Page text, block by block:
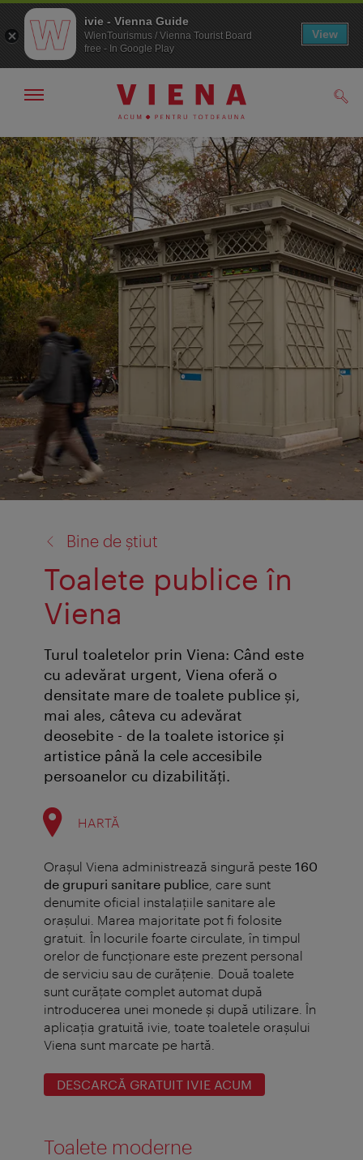
Către
navigare
Către
texte
Arată/ascunde
Bine de știut
Toalete publice în
Viena
Turul toaletelor prin Viena: Când este
cu adevărat urgent, Viena oferă o
densitate mare de toalete publice și,
mai ales, câteva cu adevărat
deosebite - de la toalete istorice și
artistice până la cele accesibile
persoanelor cu dizabilități.
HARTĂ
Orașul Viena administrează singură peste 160
de grupuri sanitare publice, care sunt
denumite oficial instalaţiile sanitare ale
orașului. Marea majoritate pot fi folosite
gratuit. În locurile foarte circulate, în timpul
orelor de funcţionare este prezent personal
de serviciu sau de curățenie. Două toalete
sunt curățate complet automat după
introducerea unei monede și după utilizare. În
aplicația gratuită ivie, toate toaletele orașului
Viena sunt marcate pe hartă.
DESCARCĂ GRATUIT IVIE ACUM
Toalete moderne
ivie - Vienna Guide
WienTourismus / Vienna Tourist Board
free - In Google Play
View